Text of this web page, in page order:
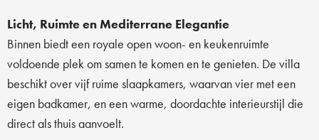
Licht, Ruimte en Mediterrane Elegantie
Binnen biedt een royale open woon- en keukenruimte
voldoende plek om samen te komen en te genieten. De villa
beschikt over vijf ruime slaapkamers, waarvan vier met een
eigen badkamer, en een warme, doordachte interieurstijl die
direct als thuis aanvoelt.